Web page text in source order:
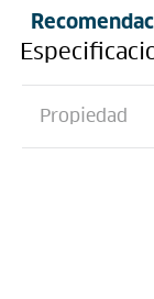
Propiedad